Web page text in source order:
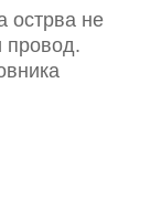
острва не
провод.